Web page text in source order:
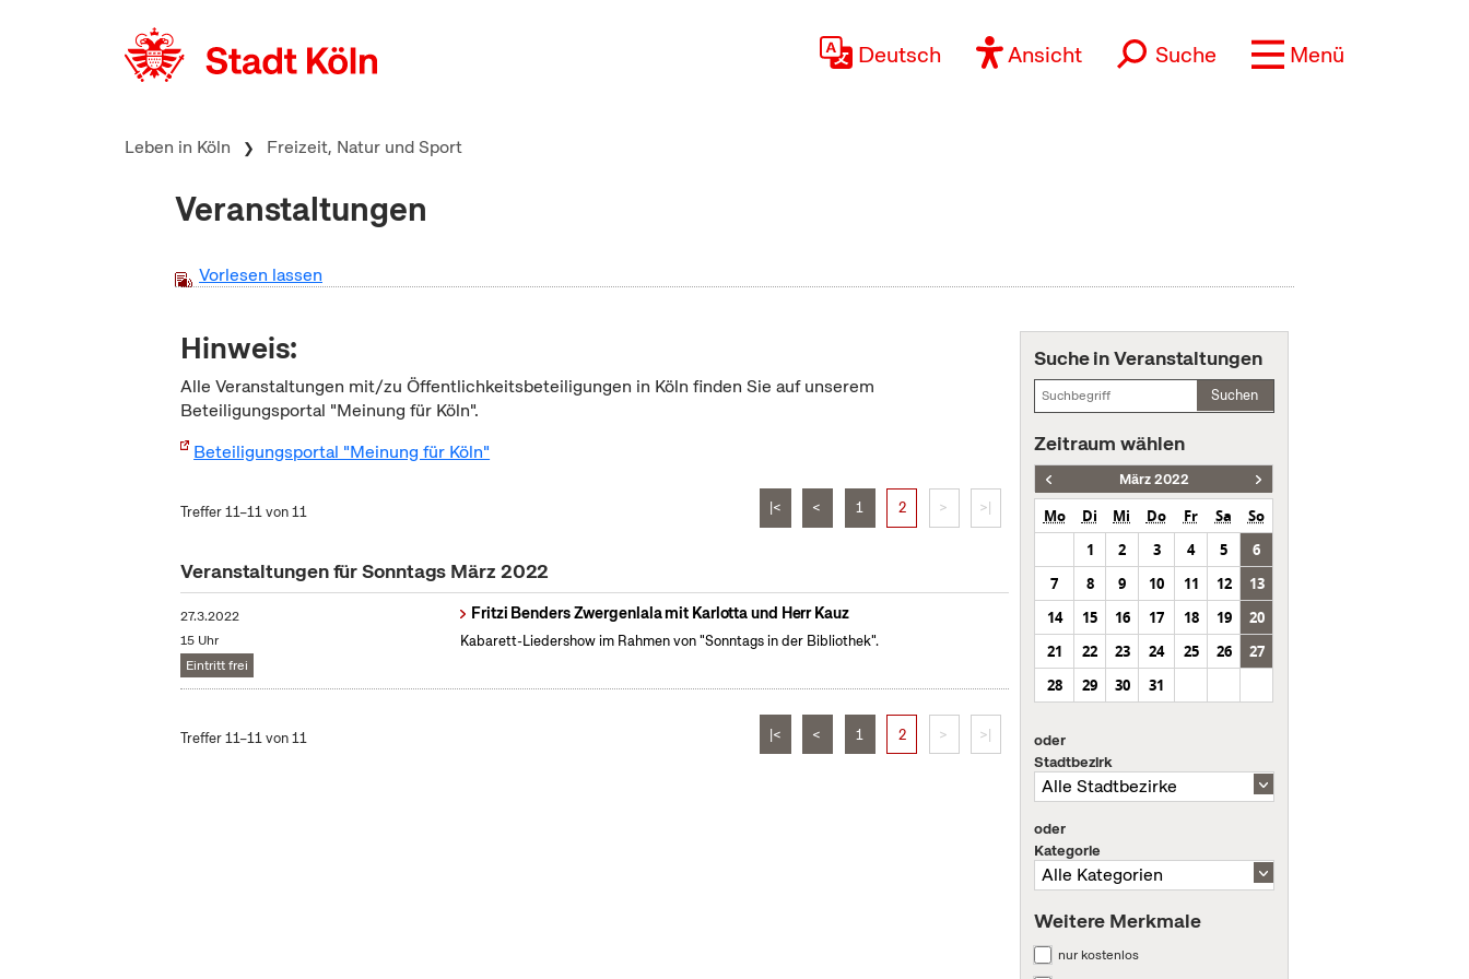
Deutsch Ansicht Suche Menü
Leben in Köln Freizeit, Natur und Sport
Veranstaltungen
Vorlesen lassen
Hinweis:
Alle Veranstaltungen mit/zu Öffentlichkeitsbeteiligungen in Köln finden Sie auf unserem
Beteiligungsportal "Meinung für Köln".
Beteiligungsportal "Meinung für Köln"
Treffer 11–11 von 11 |< < 1 2 > >|
Veranstaltungen für Sonntags März 2022
27.3.2022
15 Uhr
Eintritt frei
Fritzi Benders Zwergenlala mit Karlotta und Herr Kauz
Kabarett-Liedershow im Rahmen von "Sonntags in der Bibliothek".
Treffer 11–11 von 11 |< < 1 2 > >|
Suche in Veranstaltungen
Suchen
Zeitraum wählen
März 2022
Mo Di Mi Do Fr Sa
So
1
2 3 4 5
6
7
8 9 10 11 12
13
14
15 16 17 18 19
20
21
22 23 24 25 26
27
28
29 30 31
oder
Stadtbezirk
oder
Kategorie
Weitere Merkmale
nur kostenlos